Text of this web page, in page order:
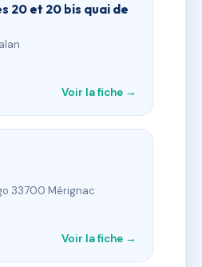
20 et 20 bis quai de
Voir la fiche →
33700 Mérignac
Voir la fiche →